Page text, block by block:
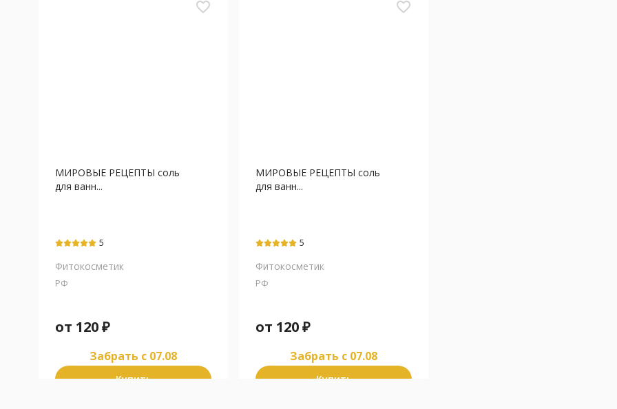
favorite_border
МИРОВЫЕ РЕЦЕПТЫ соль
для ванн...
5
Фитокосметик
РФ
от 120₽
Забрать c 07.08
Купить
favorite_border
МИРОВЫЕ РЕЦЕПТЫ соль
для ванн...
5
Фитокосметик
РФ
от 120₽
Забрать c 07.08
Купить